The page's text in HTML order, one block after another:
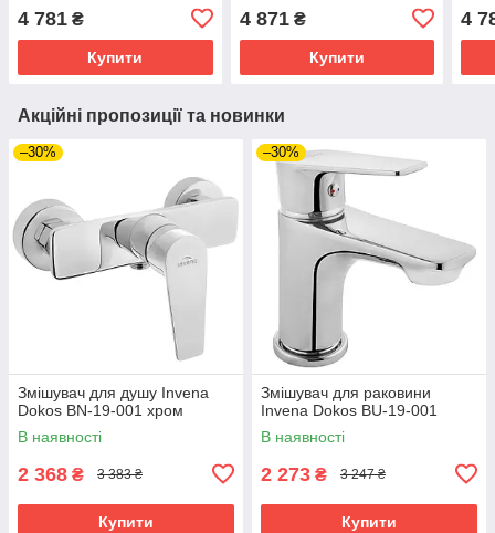
4 781 ₴
Купити
4 871₴
Купити
4
Акційні пропозиції та новинки
–30%
Змішувач для душу Invena
Dokos BN-19-001 хром
В наявності
2 368 ₴ 3 383 ₴
Купити
–30%
Змішувач для раковини
Invena Dokos BU-19-001
В наявності
2 273 ₴ 3 247 ₴
Купити